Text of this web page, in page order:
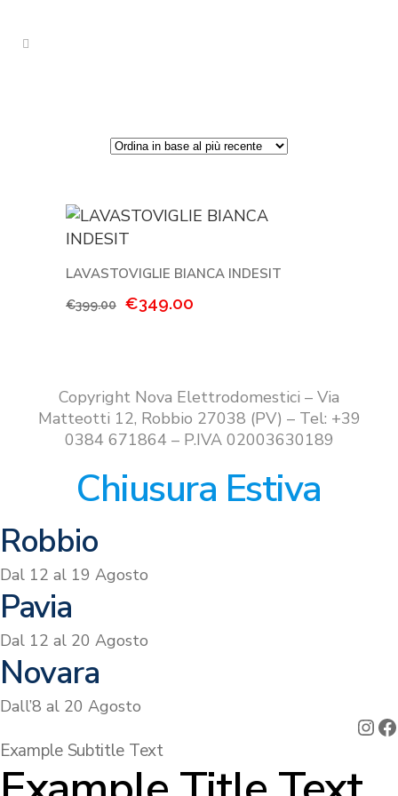
LAVASTOVIGLIE BIANCA INDESIT
€399.00
Il
€399.00.
€349.00
€349.00.
Copyright Nova Elettrodomestici – Via
Matteotti 12, Robbio 27038 (PV) – Tel: +39
0384 671864 – P.IVA 02003630189
Chiusura Estiva
Robbio
Dal 12 al 19 Agosto
Pavia
Dal 12 al 20 Agosto
Novara
Dall’8 al 20 Agosto
Example Subtitle Text